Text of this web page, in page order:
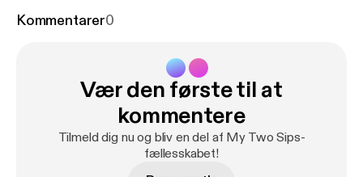
Kommentarer0
Vær den første til at
kommentere
Tilmeld dig nu og bliv en del af My Two Sips-
fællesskabet!